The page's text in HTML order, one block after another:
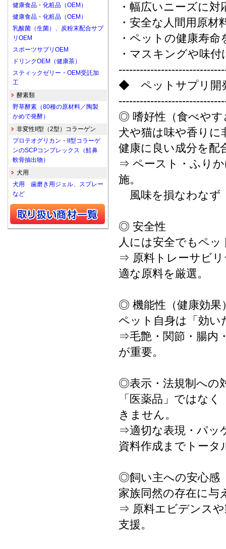
・幅広いニーズに
・安全な人間用原材
・ペットの健康寿
・マスキングや味
◆ ペットサプリ開
◎ 嗜好性（食べやす
犬や猫は味や香りに
健康に良い成分を配
⇒ ペースト・ふり
施。
風味を損なわなず
◎ 安全性
人には安全でもペ
⇒ 原料トレーサビリ
適な原料を厳選。
◎ 機能性（健康効果
ペット自身は「効い
⇒毛艶・関節・腸内
が重要。
◎表示・法規制への
「医薬品」ではな
きません。
⇒適切な表現・パッ
資料作成までトータ
◎飼い主への安心感
家族同然の存在に与
⇒ 原料エビデンスや
支援。
健康食品・化粧品（OEM）
健康食品・化粧品（OEM）
乳酸菌（生菌）、炭粉末配合サプ
リOEM
スポーツサプリOEM
ドリンクOEM（健康茶）
スティックゼリー・OEM受託加
工
酵素類
野草酵素（80種の原材料／陶製
かめで発酵）
非変性II型（2型）コラーゲン
プロテオグリカン・II型コラーゲ
ンのSCPコンプレックス（鮭鼻
軟骨抽出物）
犬用
犬用 歯磨き用ジェル、スプレー
など